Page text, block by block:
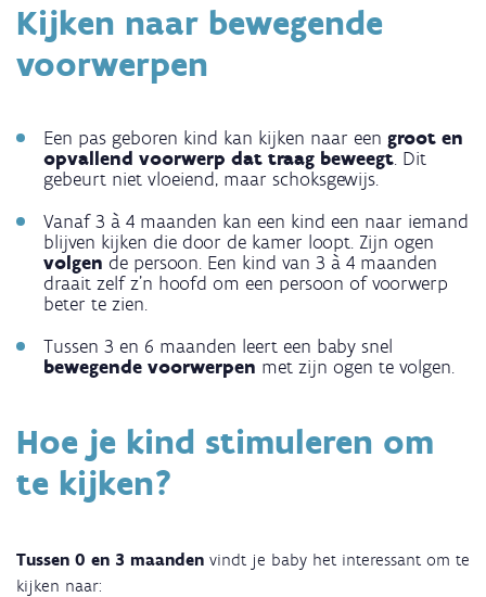
Kijken naar bewegende
voorwerpen
Een pas geboren kind kan kijken naar een groot en
opvallend voorwerp dat traag beweegt. Dit
gebeurt niet vloeiend, maar schoksgewijs.
Vanaf 3 à 4 maanden kan een kind een naar iemand
blijven kijken die door de kamer loopt. Zijn ogen
volgen de persoon. Een kind van 3 à 4 maanden
draait zelf z’n hoofd om een persoon of voorwerp
beter te zien.
Tussen 3 en 6 maanden leert een baby snel
bewegende voorwerpen met zijn ogen te volgen.
Hoe je kind stimuleren om
te kijken?
Tussen 0 en 3 maanden vindt je baby het interessant om te
kijken naar: